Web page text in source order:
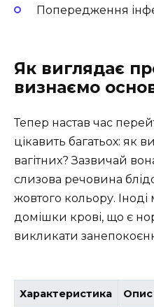
Попередження
Як виглядає
визнаємо
Тепер настав час
цікавить багатьох: як
вагітних? Зазвичай
слизова речовина
жовтого кольору.
домішки крові, що є
викликати
Характеристика Опис